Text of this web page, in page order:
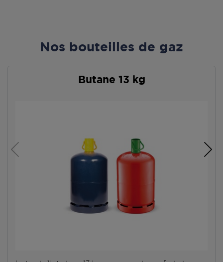
Nos bouteilles de gaz
Butane 13 kg